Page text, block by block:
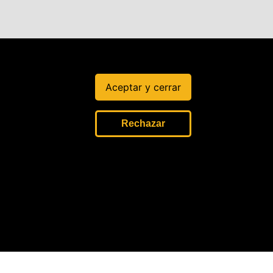
Aceptar y cerrar
Rechazar